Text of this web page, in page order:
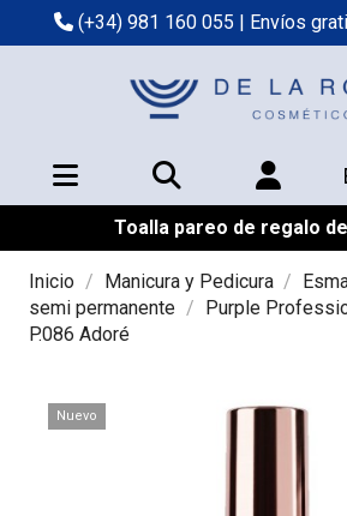
(+34) 981 160 055 | Envíos
Toalla pareo de regalo
Inicio Manicura y Pedicura
semi permanente
Purple
P.086 Adoré
Nuevo